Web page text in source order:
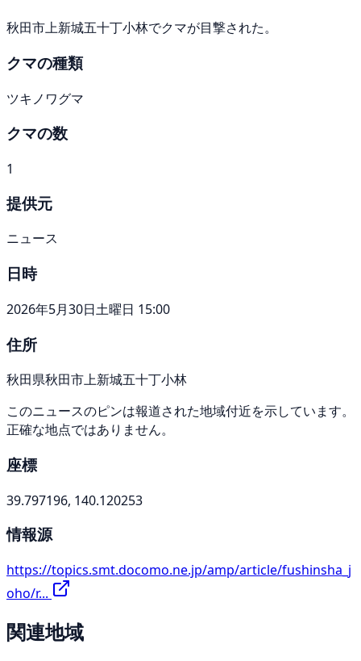
秋田市上新城五十丁小林でクマが目撃された。
クマの種類
ツキノワグマ
クマの数
1
提供元
ニュース
日時
2026年5月30日土曜日 15:00
住所
秋田県秋田市上新城五十丁小林
このニュースのピンは報道された地域付近を示しています。
正確な地点ではありません。
座標
39.797196, 140.120253
情報源
https://topics.smt.docomo.ne.jp/amp/article/fushinsha_j
oho/r...
関連地域